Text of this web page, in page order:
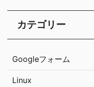
カテゴリー
Googleフォーム
Linux